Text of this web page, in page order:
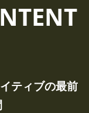
ティブの最前